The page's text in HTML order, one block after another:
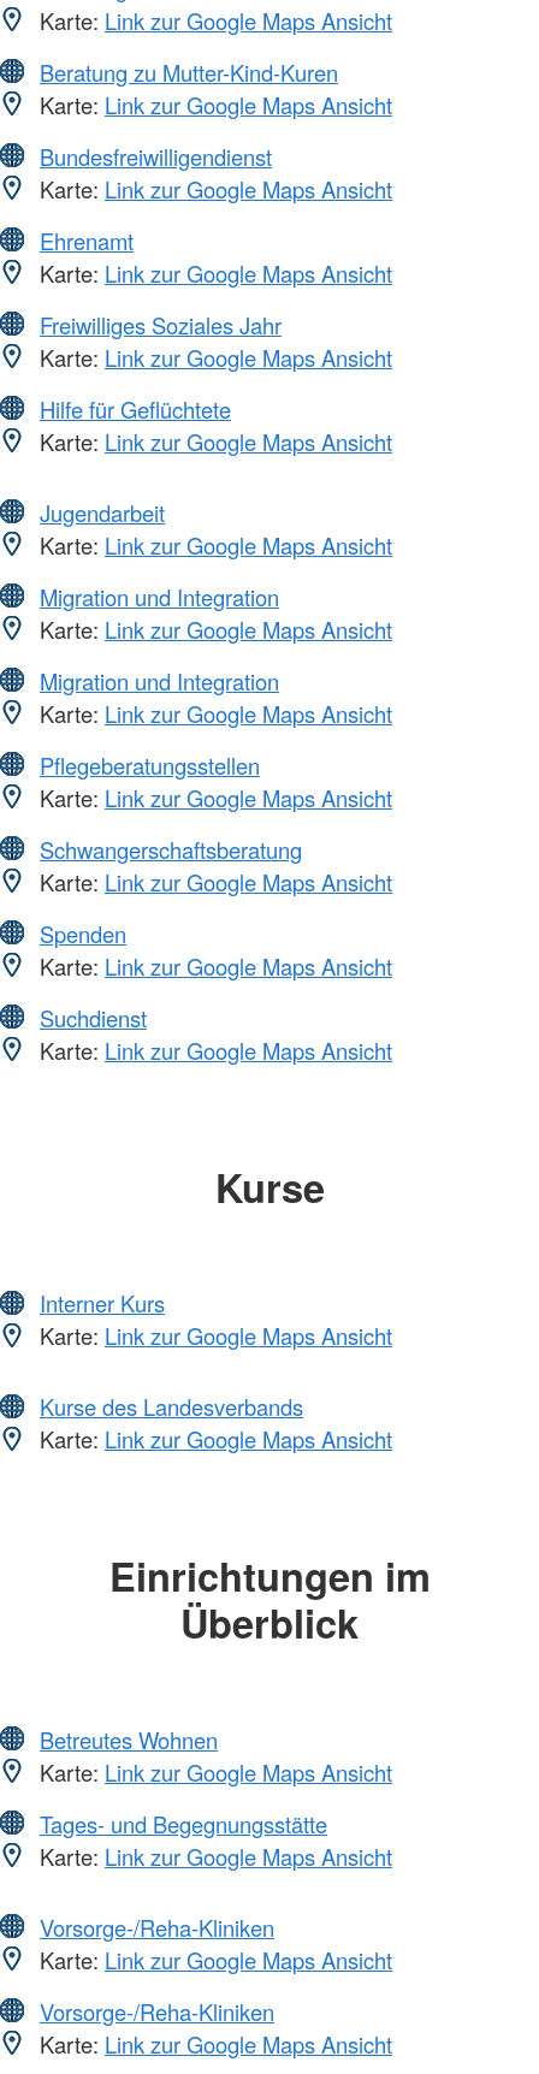
Karte: Link zur Google Maps Ansicht
Beratung zu Mutter-Kind-Kuren
Karte: Link zur Google Maps Ansicht
Bundesfreiwilligendienst
Karte: Link zur Google Maps Ansicht
Ehrenamt
Karte: Link zur Google Maps Ansicht
Freiwilliges Soziales Jahr
Karte: Link zur Google Maps Ansicht
Hilfe für Geflüchtete
Karte: Link zur Google Maps Ansicht
Jugendarbeit
Karte: Link zur Google Maps Ansicht
Migration und Integration
Karte: Link zur Google Maps Ansicht
Migration und Integration
Karte: Link zur Google Maps Ansicht
Pflegeberatungsstellen
Karte: Link zur Google Maps Ansicht
Schwangerschaftsberatung
Karte: Link zur Google Maps Ansicht
Spenden
Karte: Link zur Google Maps Ansicht
Suchdienst
Karte: Link zur Google Maps Ansicht
Kurse
Interner Kurs
Karte: Link zur Google Maps Ansicht
Kurse des Landesverbands
Karte: Link zur Google Maps Ansicht
Einrichtungen im
Überblick
Betreutes Wohnen
Karte: Link zur Google Maps Ansicht
Tages- und Begegnungsstätte
Karte: Link zur Google Maps Ansicht
Vorsorge-/Reha-Kliniken
Karte: Link zur Google Maps Ansicht
Vorsorge-/Reha-Kliniken
Karte: Link zur Google Maps Ansicht